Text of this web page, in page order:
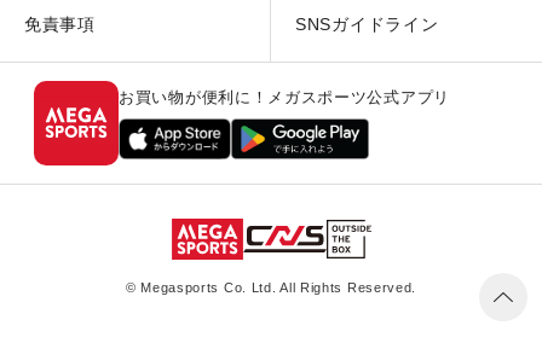
免責事項 SNSガイドライン
お買い物が便利に！メガスポーツ公式アプリ
© Megasports Co. Ltd. All Rights Reserved.